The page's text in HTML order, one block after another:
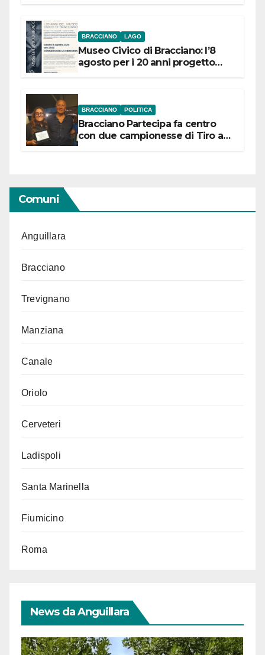
BRACCIANO LAGO
Museo Civico di Bracciano: l’8
agosto per i 20 anni progetto
BRACCIANO POLITICA
Bracciano Partecipa fa centro
con due campionesse di Tiro a
Comuni
Anguillara
Bracciano
Trevignano
Manziana
Canale
Oriolo
Cerveteri
Ladispoli
Santa Marinella
Fiumicino
Roma
News da Anguillara